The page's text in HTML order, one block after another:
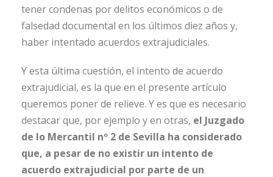
tener condenas por delitos económicos o de
falsedad documental en los últimos diez años y,
haber intentado acuerdos extrajudiciales.
Y esta última cuestión, el intento de acuerdo
extrajudicial, es la que en el presente artículo
queremos poner de relieve. Y es que es necesario
destacar que, por ejemplo y en otras, el Juzgado
de lo Mercantil nº 2 de Sevilla ha considerado
que, a pesar de no existir un intento de
acuerdo extrajudicial por parte de un